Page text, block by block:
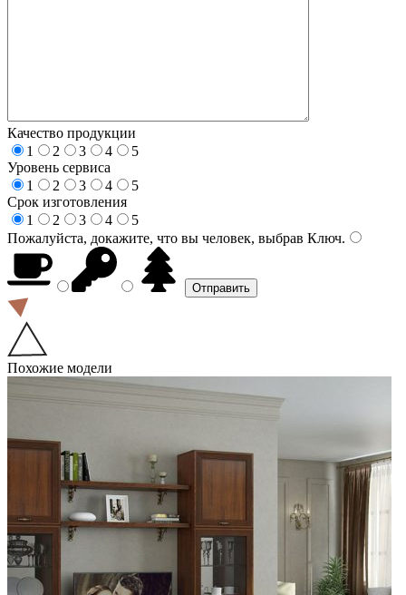
Качество продукции
1
2 3 4
5
Уровень сервиса
1
2 3 4
5
Срок изготовления
1
2 3 4
5
Пожалуйста, докажите, что вы человек, выбрав Ключ.
Похожие модели